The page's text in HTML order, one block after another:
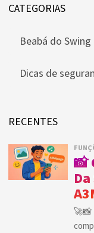
CATEGORIAS
Beabá do Swing
Dicas de
RECENTES
📸
🚀📸